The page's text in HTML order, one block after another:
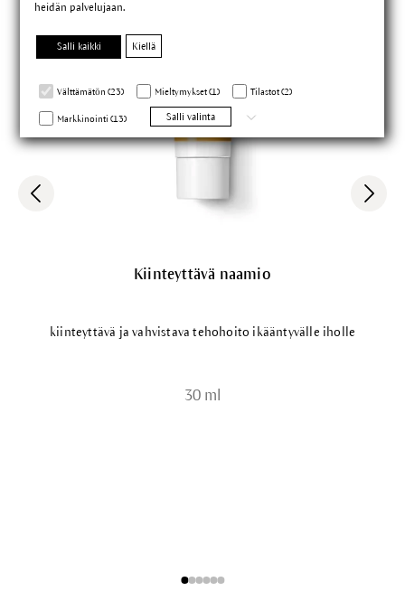
heidän palvelujaan.
Salli kaikki Kiellä
Välttämätön (23) Mieltymykset (1) Tilastot (2)
Markkinointi (13) Salli valinta
Kiinteyttävä naamio
kiinteyttävä ja vahvistava tehohoito ikääntyvälle iholle
30 ml